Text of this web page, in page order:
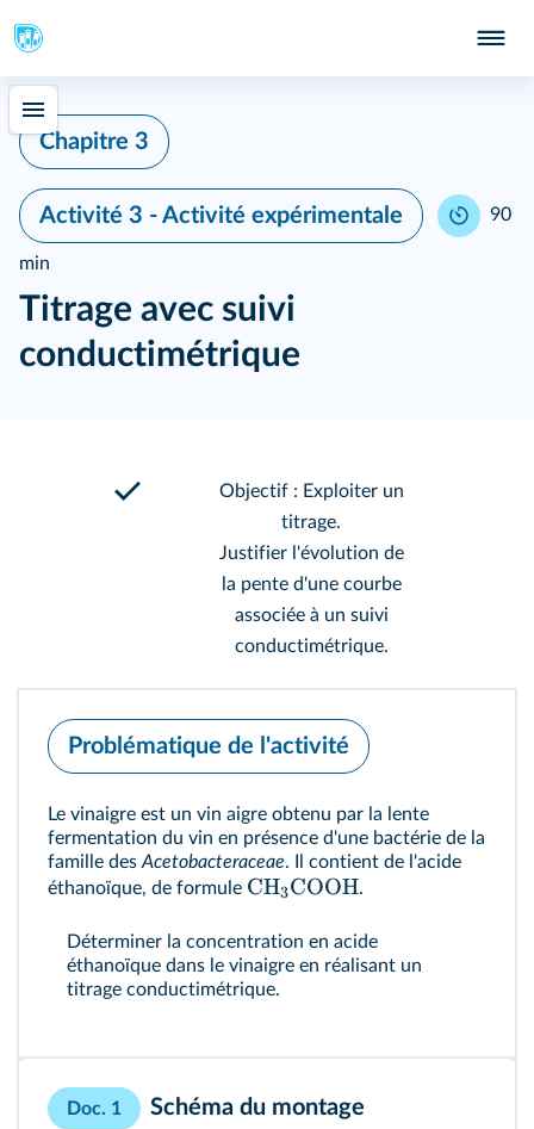
Chapitre 3
Activité 3 - Activité expérimentale 90
min
Titrage avec suivi
conductimétrique
Objectif : Exploiter un
titrage.
Justifier l'évolution de
la pente d'une courbe
associée à un suivi
conductimétrique.
Problématique de l'activité
Le vinaigre est un vin aigre obtenu par la lente
fermentation du vin en présence d'une bactérie de la
famille des Acetobacteraceae. Il contient de l'acide
éthanoïque, de formule CH3COOH.
Déterminer la concentration en acide
éthanoïque dans le vinaigre en réalisant un
titrage conductimétrique.
Doc. 1 Schéma du montage